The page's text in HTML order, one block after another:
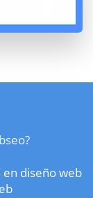
en diseño web